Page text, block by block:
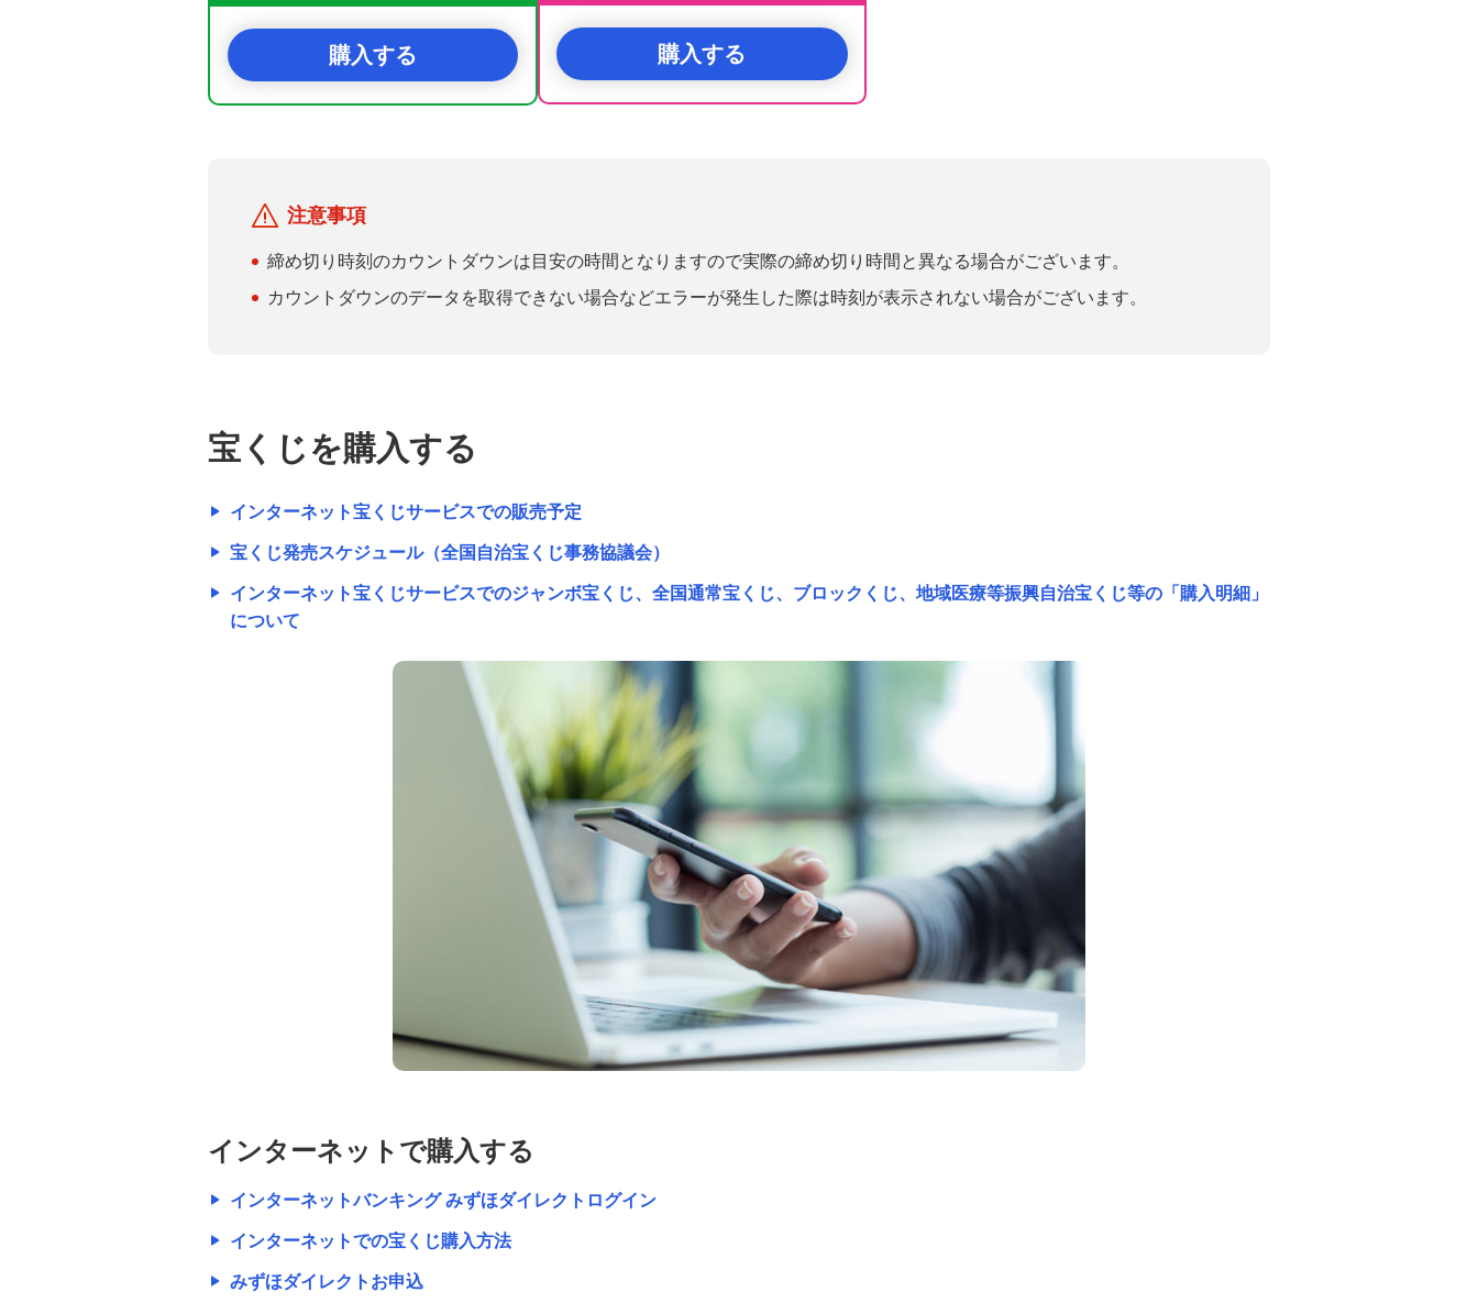
購入する 購入する
注意事項
締め切り時刻のカウントダウンは目安の時間となりますので実際の締め切り時間と異なる場合がございます。
カウントダウンのデータを取得できない場合などエラーが発生した際は時刻が表示されない場合がございます。
宝くじを購入する
インターネット宝くじサービスでの販売予定
宝くじ発売スケジュール（全国自治宝くじ事務協議会）
インターネット宝くじサービスでのジャンボ宝くじ、全国通常宝くじ、ブロックくじ、地域医療等振興自治宝くじ等の「購入明細」
について
インターネットで購入する
インターネットバンキング みずほダイレクトログイン
インターネットでの宝くじ購入方法
みずほダイレクトお申込